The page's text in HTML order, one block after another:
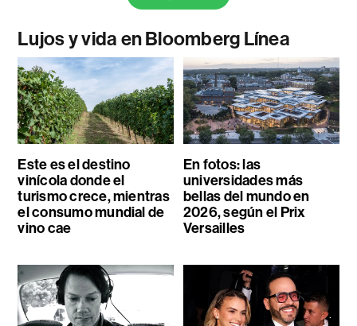
Lujos y vida en Bloomberg Línea
Este es el destino
vinícola donde el
turismo crece, mientras
el consumo mundial de
vino cae
En fotos: las
universidades más
bellas del mundo en
2026, según el Prix
Versailles